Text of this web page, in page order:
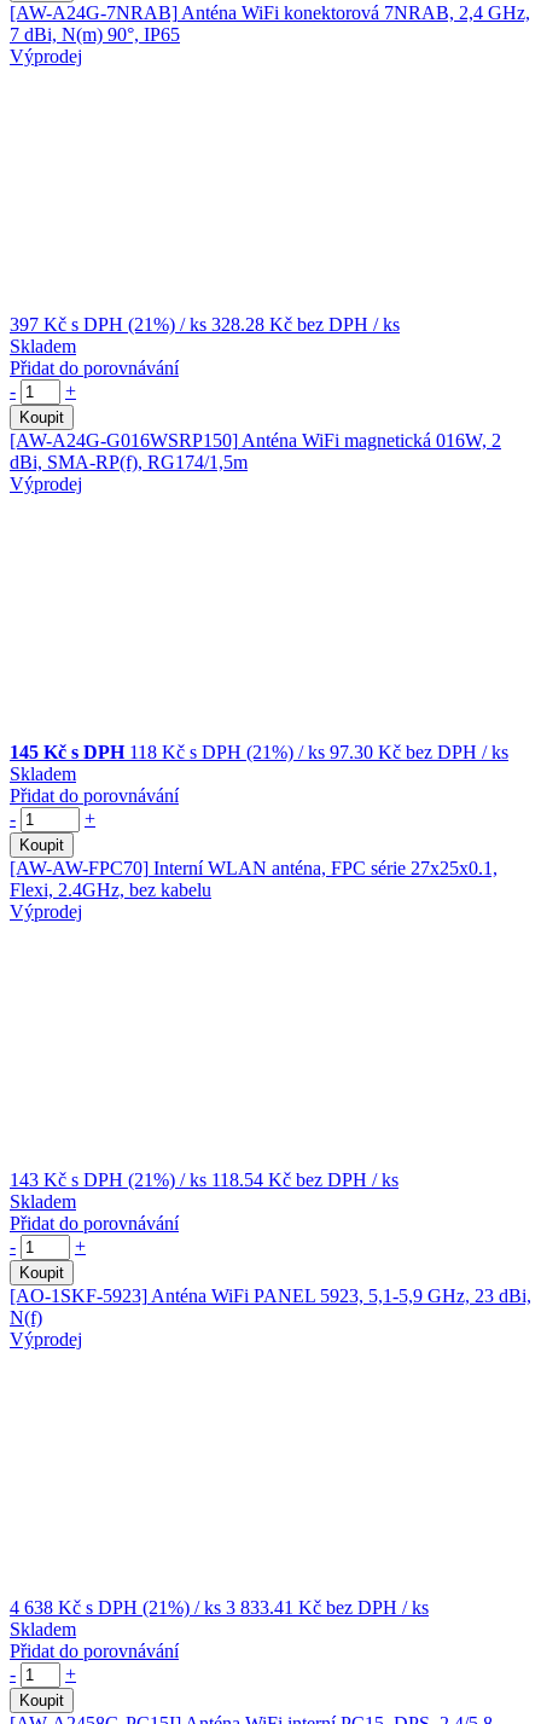
[AW-A24G-7NRAB] Anténa WiFi konektorová 7NRAB, 2,4 GHz,
7 dBi, N(m) 90°, IP65
Výprodej
397 Kč s DPH (21%) / ks 328.28 Kč bez DPH / ks
Skladem
Přidat do porovnávání
-
+
Koupit
[AW-A24G-G016WSRP150] Anténa WiFi magnetická 016W, 2
dBi, SMA-RP(f), RG174/1,5m
Výprodej
145 Kč s DPH 118 Kč s DPH (21%) / ks 97.30 Kč bez DPH / ks
Skladem
Přidat do porovnávání
-
+
Koupit
[AW-AW-FPC70] Interní WLAN anténa, FPC série 27x25x0.1,
Flexi, 2.4GHz, bez kabelu
Výprodej
143 Kč s DPH (21%) / ks 118.54 Kč bez DPH / ks
Skladem
Přidat do porovnávání
-
+
Koupit
[AO-1SKF-5923] Anténa WiFi PANEL 5923, 5,1-5,9 GHz, 23 dBi,
N(f)
Výprodej
4 638 Kč s DPH (21%) / ks 3 833.41 Kč bez DPH / ks
Skladem
Přidat do porovnávání
-
+
Koupit